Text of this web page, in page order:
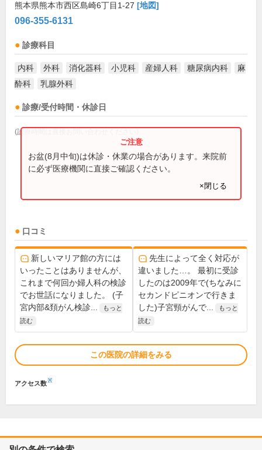
熊本県熊本市西区島崎6丁目1-27 [地図]
096-355-6131
診療科目
内科 外科 消化器科 小児科 産婦人科 糖尿病内科
麻
酔科
乳腺外科
診療/受付時間・休診日
(診療時間は直接お問い合わせください)
お盆(8月中旬)は休診・休業の場合があります。来院前
に必ず医療機関に直接ご確認ください。
×閉じる
口コミ
新しいマリア館の方には
いったことはありませんが、
これまで何回か婦人科の検診
でお世話になりました。 (子
宮内部&頚がん検診...
もっと
読む
先生によって全く対応が
違いました…。 最初に受診
したのは2009年で(ちなみに
セカンドピニオンで行きま
した)子宮頸がんで...
もっと
読む
この医院の詳細をみる
アクセス数※